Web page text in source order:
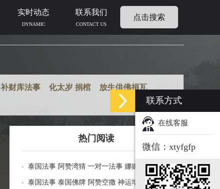
实时动态
DYNAMIC
联系我们
CONTACT US
点击搜索
补财库法事 化太岁 捐棺
放生供佛捐瓦
热门阅读
泰国法事 阿赞湾猜 一对一法事 娜娜通贴金法
事 改善人缘异性缘 处处逢缘 贵人缘魅力桃花
泰国法事 泰国佛牌 阿赞空撒 神运增益法式 生
联系方式
在线客服
微信：xtyfgfp